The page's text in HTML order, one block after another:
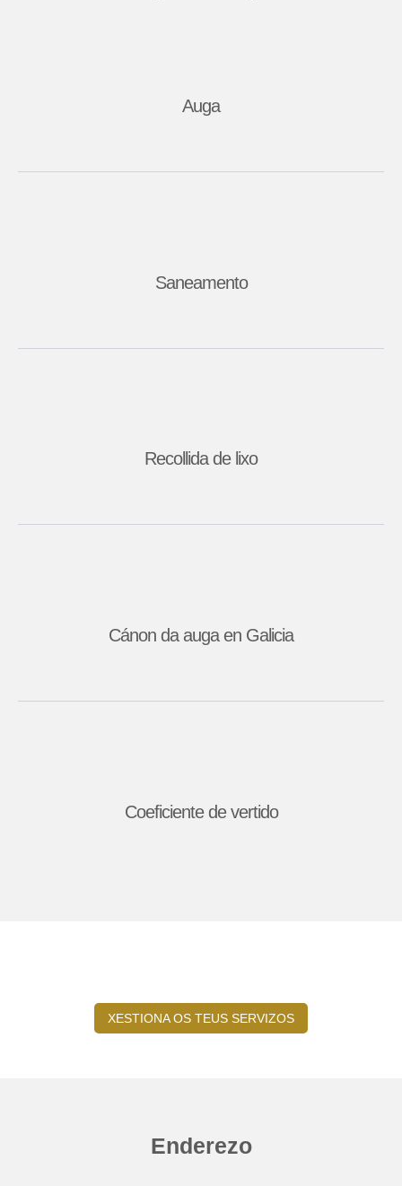
Auga
Saneamento
Recollida de lixo
Cánon da auga en Galicia
Coeficiente de vertido
XESTIONA OS TEUS SERVIZOS
Enderezo